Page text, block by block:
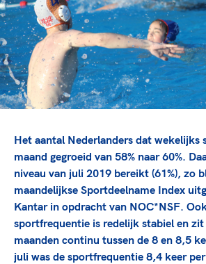
Sportonderzoek
Sportakkoord II
Game Changer
Olympische geschiedenis
Nieuwspagina
Columns
Veilige en integere sport
Diversiteit en inclusie
Gezonde sportomgeving
Duurzaamheid
Bekwaam sportkader
Vitale clubs en bestuurlijk kader
Sportmatch
Clubacties
Handboek Wet- en Regelgeving
Opleidingen en trainingen
TeamNL Academie Kalender
Kennisaanbod TeamNL Experts
TeamNL Sport Science Centre
Paralympische Spelen LA28
Europese Spelen Istanbul 2027
Topsportbeleid
Topsportfinanciering
Maatschappelijke waarde topsport
Het aantal Nederlanders dat wekelijks
maand gegroeid van 58% naar 60%.
niveau van juli 2019 bereikt (61%), zo
maandelijkse Sportdeelname Index
Kantar in opdracht van NOC*NSF.
sportfrequentie is redelijk stabiel en
maanden continu tussen de 8 en 8,5
juli was de sportfrequentie 8,4 keer